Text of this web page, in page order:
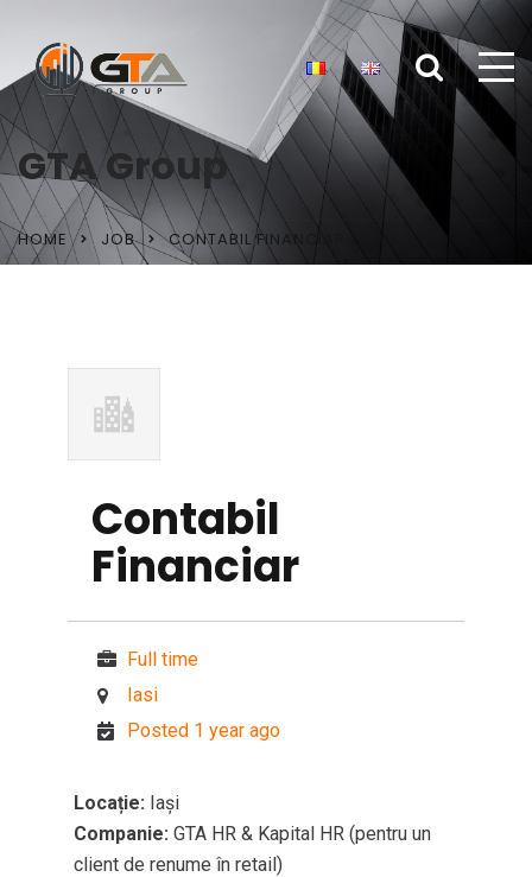
GTA Group
HOME JOB CONTABIL FINANCIAR
Contabil
Financiar
Full time
Iasi
Posted 1 year ago
Locație: Iași
Companie: GTA HR & Kapital HR (pentru un
client de renume în retail)